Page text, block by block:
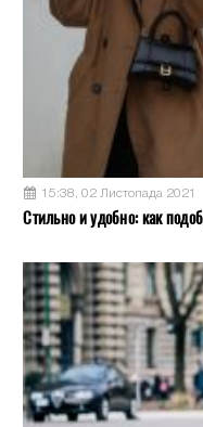
15:38, 02 Листопада 2021
Стильно и удобно: как